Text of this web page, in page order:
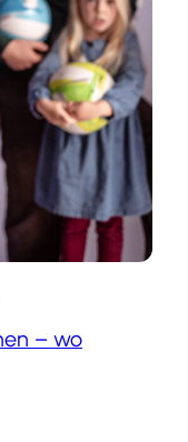
– wo